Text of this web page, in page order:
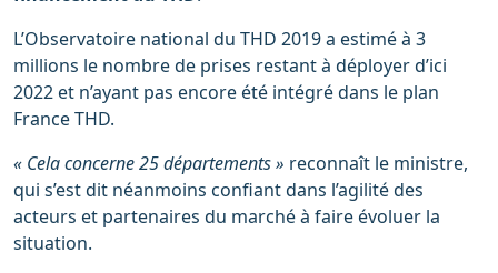
L’Observatoire national du THD 2019 a estimé à 3
millions le nombre de prises restant à déployer d’ici
2022 et n’ayant pas encore été intégré dans le plan
France THD.
« Cela concerne 25 départements » reconnaît le ministre,
qui s’est dit néanmoins confiant dans l’agilité des
acteurs et partenaires du marché à faire évoluer la
situation.